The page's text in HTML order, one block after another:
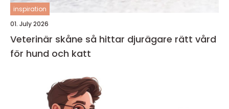
inspiration
01. July 2026
Veterinär skåne så hittar djurägare rätt vård
för hund och katt